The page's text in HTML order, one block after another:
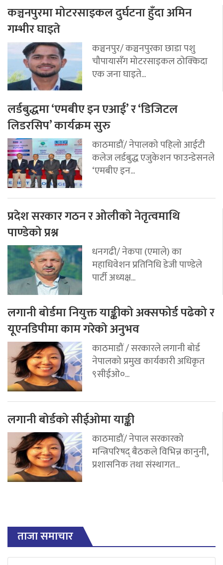
कञ्चनपुरमा मोटरसाइकल दुर्घटना हुँदा अमिन
गम्भीर घाइते
कञ्चनपुर/ कञ्चनपुरका छाडा पशु
चौपायासँग मोटरसाइकल ठोक्किदा
एक जना घाइते...
लर्डबुद्धमा ‘एमबीए इन एआई’ र ‘डिजिटल
लिडरसिप’ कार्यक्रम सुरु
काठमाडौं/ नेपालको पहिलो आईटी
कलेज लर्डबुद्ध एजुकेशन फाउन्डेसनले
‘एमबीए इन...
प्रदेश सरकार गठन र ओलीको नेतृत्वमाथि
पाण्डेको प्रश्न
धनगढी/ नेकपा (एमाले) का
महाधिवेशन प्रतिनिधि डेजी पाण्डेले
पार्टी अध्यक्ष...
लगानी बोर्डमा नियुक्त याङ्कीको अक्सफोर्ड पढेको र
यूएनडिपीमा काम गरेको अनुभव
काठमाडौं / सरकारले लगानी बोर्ड
नेपालको प्रमुख कार्यकारी अधिकृत
९सीईओ०...
लगानी बोर्डको सीईओमा याङ्की
काठमाडौं/ नेपाल सरकारको
मन्त्रिपरिषद् बैठकले विभिन्न कानुनी,
प्रशासनिक तथा संस्थागत...
ताजा समाचार